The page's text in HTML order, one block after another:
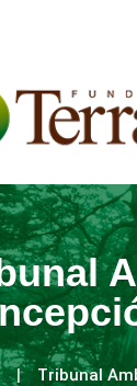
Tribunal